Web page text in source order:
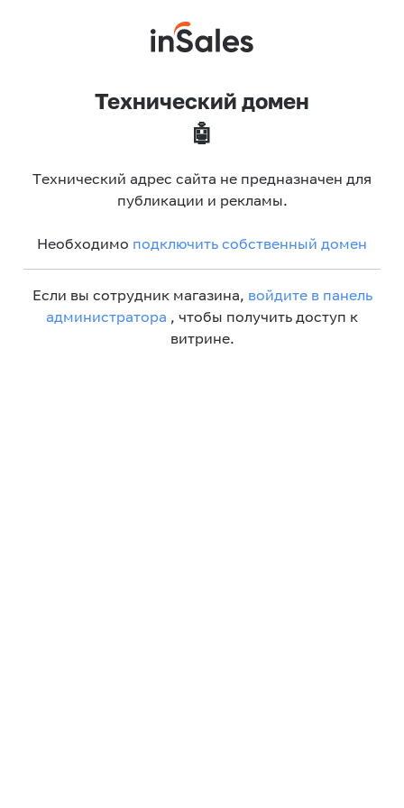
Технический домен
🤖
Технический адрес сайта не предназначен для
публикации и рекламы.
Необходимо подключить собственный домен
Если вы сотрудник магазина, войдите в панель
администратора , чтобы получить доступ к
витрине.